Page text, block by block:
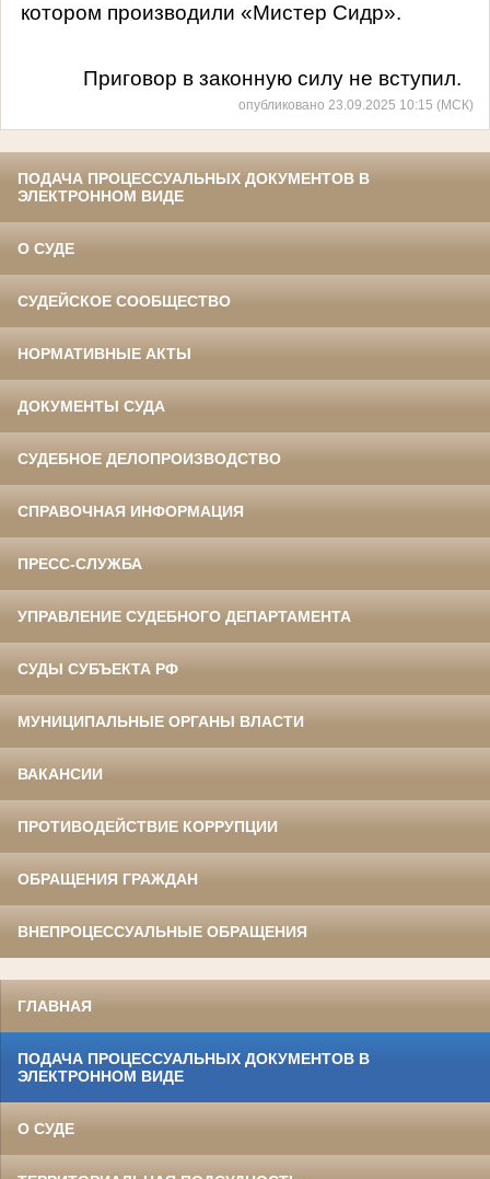
котором производили «Мистер Сидр».
Приговор в законную силу не вступил.
опубликовано 23.09.2025 10:15 (МСК)
ПОДАЧА ПРОЦЕССУАЛЬНЫХ ДОКУМЕНТОВ В
ЭЛЕКТРОННОМ ВИДЕ
О СУДЕ
СУДЕЙСКОЕ СООБЩЕСТВО
НОРМАТИВНЫЕ АКТЫ
ДОКУМЕНТЫ СУДА
СУДЕБНОЕ ДЕЛОПРОИЗВОДСТВО
СПРАВОЧНАЯ ИНФОРМАЦИЯ
ПРЕСС-СЛУЖБА
УПРАВЛЕНИЕ СУДЕБНОГО ДЕПАРТАМЕНТА
СУДЫ СУБЪЕКТА РФ
МУНИЦИПАЛЬНЫЕ ОРГАНЫ ВЛАСТИ
ВАКАНСИИ
ПРОТИВОДЕЙСТВИЕ КОРРУПЦИИ
ОБРАЩЕНИЯ ГРАЖДАН
ВНЕПРОЦЕССУАЛЬНЫЕ ОБРАЩЕНИЯ
ГЛАВНАЯ
ПОДАЧА ПРОЦЕССУАЛЬНЫХ ДОКУМЕНТОВ В
ЭЛЕКТРОННОМ ВИДЕ
О СУДЕ